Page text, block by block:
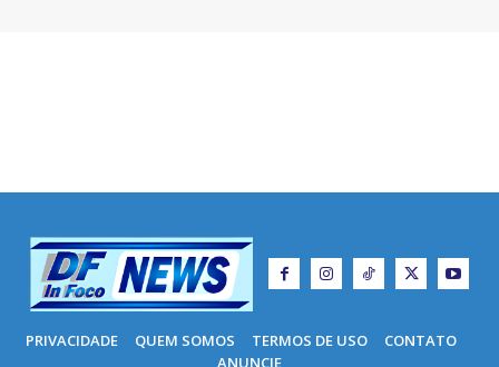
PRIVACIDADE QUEM SOMOS TERMOS DE USO
CONTATO
ANUNCIE